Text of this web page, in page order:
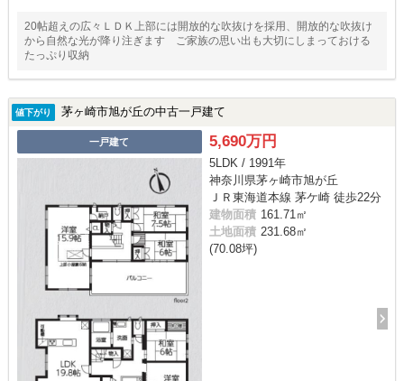
20帖超えの広々ＬＤＫ上部には開放的な吹抜けを採用、開放的な吹抜け
から自然な光が降り注ぎます ご家族の思い出も大切にしまっておける
たっぷり収納
値下がり 茅ヶ崎市旭が丘の中古一戸建て
一戸建て 5,690万円
5LDK / 1991年
神奈川県茅ヶ崎市旭が丘
ＪＲ東海道本線 茅ケ崎 徒歩22分
建物面積 161.71㎡
土地面積 231.68㎡
(70.08坪)